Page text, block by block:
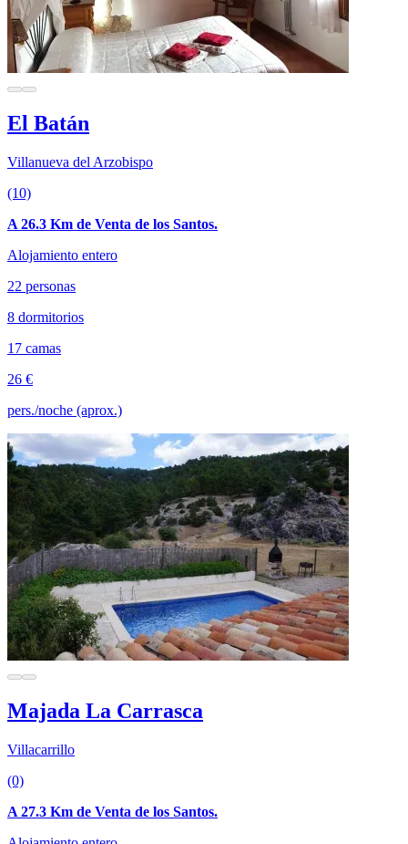
El Batán
Villanueva del Arzobispo
(10)
A 26.3 Km de Venta de los Santos.
Alojamiento entero
22 personas
8 dormitorios
17 camas
26 €
pers./noche (aprox.)
Majada La Carrasca
Villacarrillo
(0)
A 27.3 Km de Venta de los Santos.